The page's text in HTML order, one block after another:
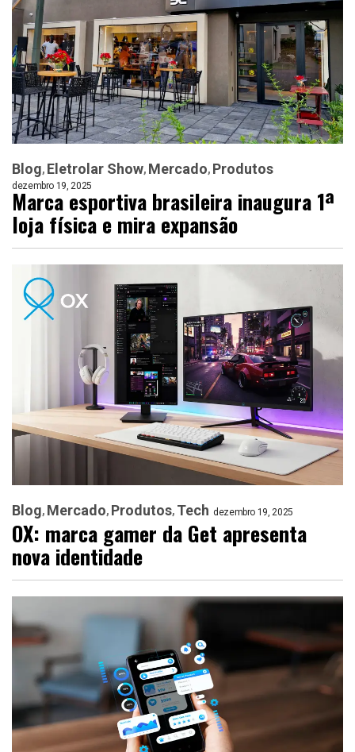
Blog Eletrolar Show Mercado Produtos
dezembro 19, 2025
Marca esportiva brasileira inaugura 1ª
loja física e mira expansão
Blog Mercado Produtos Tech dezembro 19, 2025
OX: marca gamer da Get apresenta
nova identidade